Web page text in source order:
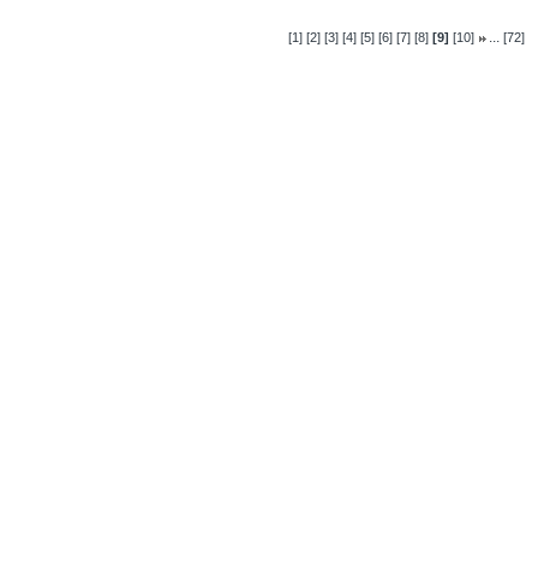
[1] [2] [3] [4] [5] [6] [7] [8] [9] [10] ...[72]